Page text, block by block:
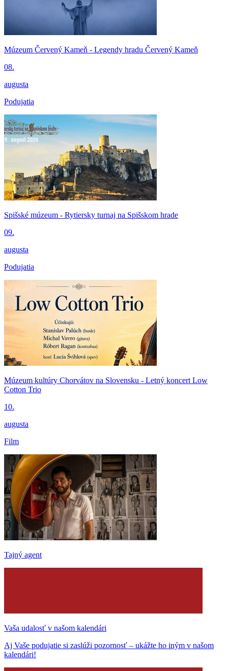
Múzeum Červený Kameň - Legendy hradu Červený Kameň
08.
augusta
Podujatia
Spišské múzeum - Rytiersky turnaj na Spišskom hrade
09.
augusta
Podujatia
Múzeum kultúry Chorvátov na Slovensku - Letný koncert Low
Cotton Trio
10.
augusta
Film
Tajný agent
Vaša udalosť v našom kalendári
Aj Vaše podujatie si zaslúži pozornosť – ukážte ho iným v našom
kalendári!